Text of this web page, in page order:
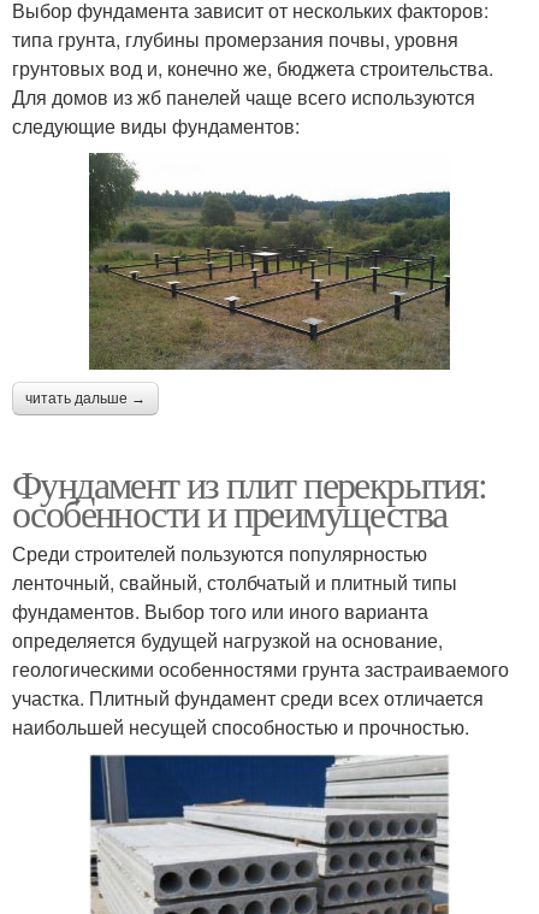
Выбор фундамента зависит от нескольких факторов:
типа грунта, глубины промерзания почвы, уровня
грунтовых вод и, конечно же, бюджета строительства.
Для домов из жб панелей чаще всего используются
следующие виды фундаментов:
читать дальше →
Фундамент из плит перекрытия:
особенности и преимущества
Среди строителей пользуются популярностью
ленточный, свайный, столбчатый и плитный типы
фундаментов. Выбор того или иного варианта
определяется будущей нагрузкой на основание,
геологическими особенностями грунта застраиваемого
участка. Плитный фундамент среди всех отличается
наибольшей несущей способностью и прочностью.